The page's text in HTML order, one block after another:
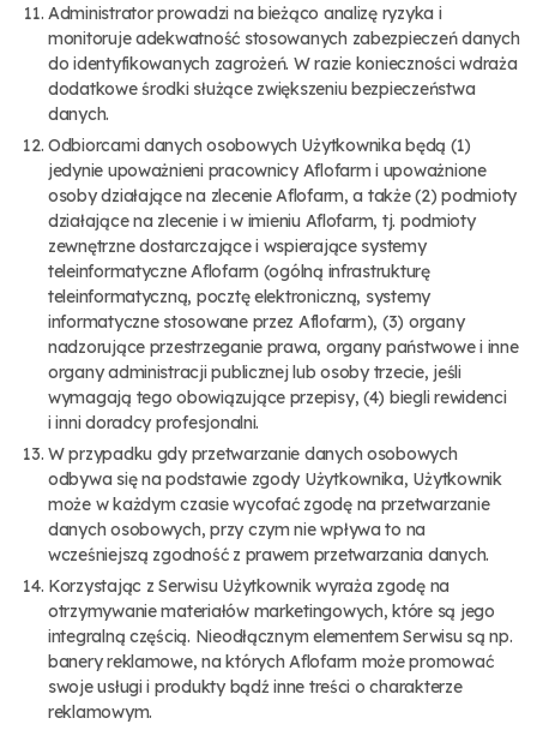
Administrator prowadzi na bieżąco analizę ryzyka i
monitoruje adekwatność stosowanych zabezpieczeń danych
do identyfikowanych zagrożeń. W razie konieczności wdraża
dodatkowe środki służące zwiększeniu bezpieczeństwa
danych.
Odbiorcami danych osobowych Użytkownika będą (1)
jedynie upoważnieni pracownicy Aflofarm i upoważnione
osoby działające na zlecenie Aflofarm, a także (2) podmioty
działające na zlecenie i w imieniu Aflofarm, tj. podmioty
zewnętrzne dostarczające i wspierające systemy
teleinformatyczne Aflofarm (ogólną infrastrukturę
teleinformatyczną, pocztę elektroniczną, systemy
informatyczne stosowane przez Aflofarm), (3) organy
nadzorujące przestrzeganie prawa, organy państwowe i inne
organy administracji publicznej lub osoby trzecie, jeśli
wymagają tego obowiązujące przepisy, (4) biegli rewidenci
i inni doradcy profesjonalni.
W przypadku gdy przetwarzanie danych osobowych
odbywa się na podstawie zgody Użytkownika, Użytkownik
może w każdym czasie wycofać zgodę na przetwarzanie
danych osobowych, przy czym nie wpływa to na
wcześniejszą zgodność z prawem przetwarzania danych.
Korzystając z Serwisu Użytkownik wyraża zgodę na
otrzymywanie materiałów marketingowych, które są jego
integralną częścią. Nieodłącznym elementem Serwisu są np.
banery reklamowe, na których Aflofarm może promować
swoje usługi i produkty bądź inne treści o charakterze
reklamowym.